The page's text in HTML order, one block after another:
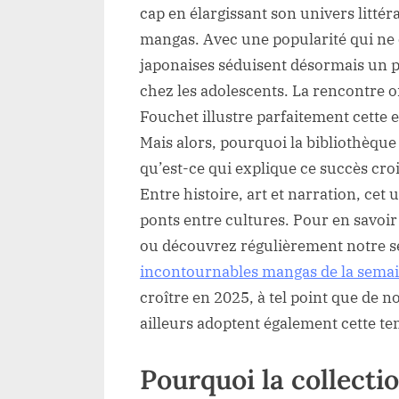
cap en élargissant son univers
mangas. Avec une popularité qui ne
japonaises séduisent désormais
chez les adolescents. La rencontre
Fouchet illustre parfaitement cette
Mais alors, pourquoi la
qu’est-ce qui explique ce succès
Entre histoire, art et narration, cet
ponts entre cultures. Pour en
ou découvrez régulièrement notre
incontournables mangas de la
croître en 2025, à tel point que de
ailleurs adoptent également cette
Pourquoi la